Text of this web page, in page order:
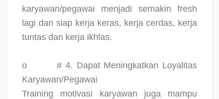
karyawan/pegawai menjadi semakin fresh
lagi dan siap kerja keras, kerja cerdas, kerja
tuntas dan kerja ikhlas.
o
# 4. Dapat Meningkatkan Loyalitas
Karyawan/Pegawai
Training motivasi karyawan juga mampu